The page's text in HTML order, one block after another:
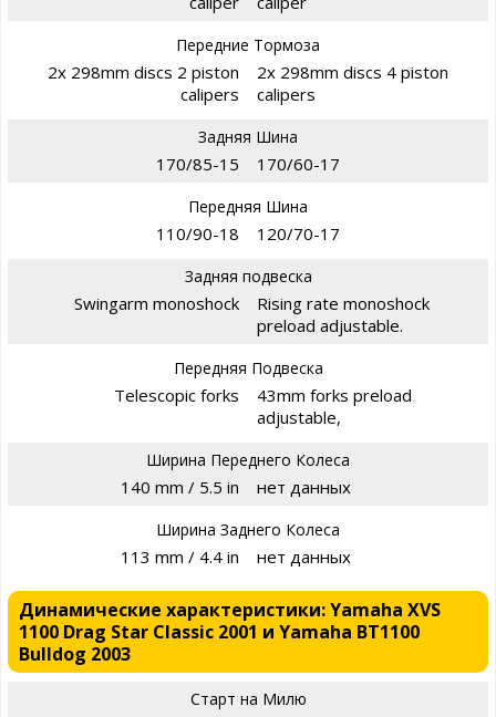
Передние Тормоза
2x 298mm discs 2 piston
calipers
2x 298mm discs 4 piston
calipers
Задняя Шина
170/85-15 170/60-17
Передняя Шина
110/90-18 120/70-17
Задняя подвеска
Swingarm monoshock
Rising rate monoshock
preload adjustable.
Передняя Подвеска
Telescopic forks
43mm forks preload
adjustable,
Ширина Переднего Колеса
140 mm / 5.5 in нет данных
Ширина Заднего Колеса
113 mm / 4.4 in нет данных
Динамические характеристики: Yamaha XVS
1100 Drag Star Classic 2001 и Yamaha BT1100
Bulldog 2003
Старт на Милю